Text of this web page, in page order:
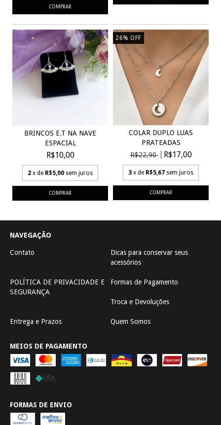
BRINCOS E.T NA NAVE
ESPACIAL
R$10,00
2 x de R$5,00 sem juros
26% OFF
COLAR DUPLO LUAS
PRATEADAS
R$22,90
R$17,00
3 x de R$5,67 sem juros
NAVEGAÇÃO
Contato
Dicas para conservar seus
acessórios
POLÍTICA DE PRIVACIDADE E
SEGURANÇA
Formas de Pagamento
Troca e Devoluções
Entrega e Prazos Quem Somos
MEIOS DE PAGAMENTO
FORMAS DE ENVIO